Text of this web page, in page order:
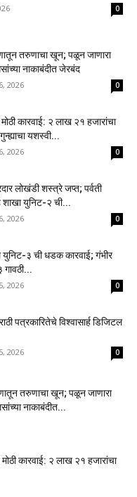
0
तरुणाचा खून; पळून जाणारा
नाकाबंदीत जेरबंद
2026 0
कारवाई: २ लाख २१ हजारांचा
यशस्वी...
2026 0
लोखंडी शस्त्रे जप्त; पर्वती
शाखा युनिट-२ ची...
2026 0
युनिट-३ ची धडक कारवाई; गंभीर
गावठी...
2026 0
पत्रकारितेचे विश्वासार्ह डिजिटल
2026 0
तरुणाचा खून; पळून जाणारा
नाकाबंदीत...
कारवाई: २ लाख २१ हजारांचा